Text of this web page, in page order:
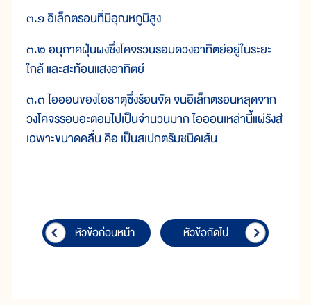
๓.๑ อิเล็กตรอนที่มีอุณหภูมิสูง
๓.๒ อนุภาคฝุ่นผงซึ่งโคจรวนรอบดวงอาทิตย์อยู่ในระยะ
ใกล้ และสะท้อนแสงอาทิตย์
๓.๓ ไอออนของไอธาตุซึ่งร้อนจัด จนอิเล็กตรอนหลุดจาก
วงโคจรรอบอะตอมไปเป็นจำนวนมาก ไอออนเหล่านี้แผ่รังสี
เฉพาะขนาดคลื่น คือ เป็นสเปกตรัมชนิดเส้น
หัวข้อก่อนหน้า หัวข้อถัดไป